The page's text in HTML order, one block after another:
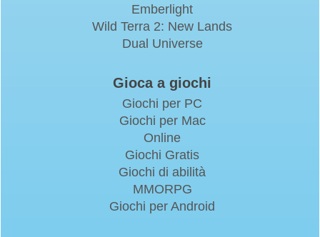
Emberlight
Wild Terra 2: New Lands
Dual Universe
Gioca a giochi
Giochi per PC
Giochi per Mac
Online
Giochi Gratis
Giochi di abilità
MMORPG
Giochi per Android